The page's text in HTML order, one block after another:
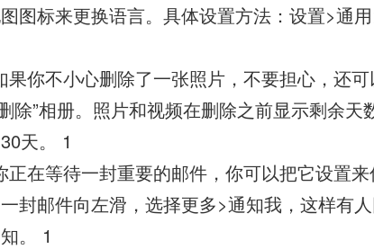
图标来更换语言。具体设置方法：设置>通
你不小心删除了一张照片，不要担心，还可
除”相册。照片和视频在删除之前显示剩余天
天。 1
在等待一封重要的邮件，你可以把它设置来
封邮件向左滑，选择更多>通知我，这样有
。 1